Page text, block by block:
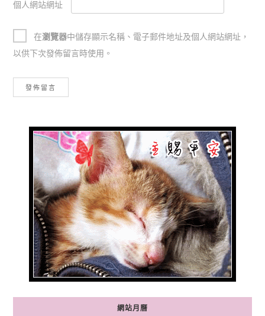
個人網站網址
在瀏覽器中儲存顯示名稱、電子郵件地址及個人網站網址，
以供下次發佈留言時使用。
網站月曆